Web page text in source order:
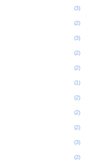
(3)
(2)
(3)
(2)
(2)
(1)
(2)
(2)
(2)
(3)
(2)